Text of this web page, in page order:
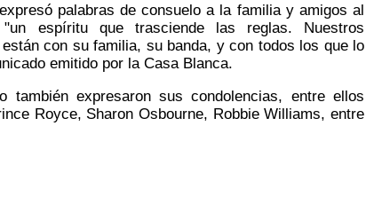
palabras de consuelo a la familia y amigos al
espíritu que trasciende las reglas. Nuestros
con su familia, su banda, y con todos los que lo
emitido por la Casa Blanca.
también expresaron sus condolencias, entre ellos
Royce, Sharon Osbourne, Robbie Williams, entre